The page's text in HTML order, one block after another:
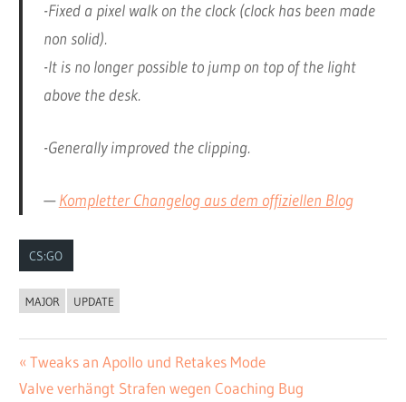
-Fixed a pixel walk on the clock (clock has been made
non solid).
-It is no longer possible to jump on top of the light
above the desk.
-Generally improved the clipping.
—Kompletter Changelog aus dem offiziellen Blog
CS:GO
MAJOR UPDATE
Beitrags-
Vorheriger
Beitrag:
Tweaks an Apollo und Retakes Mode
Nächster
Valve verhängt Strafen wegen Coaching Bug